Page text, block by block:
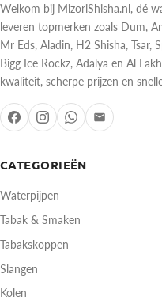
CATEGORIEËN
Waterpijpen
Tabak & Smaken
Tabakskoppen
Slangen
Kolen
Welkom bij MizoriShisha.nl, dé
leveren topmerken zoals Dum,
Mr Eds, Aladin, H2 Shisha, Tsar,
Bigg Ice Rockz, Adalya en Al
kwaliteit, scherpe prijzen en